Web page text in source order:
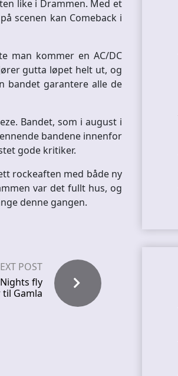
like i Drammen. Med et
scenen kan Comeback i
man kommer en AC/DC
gutta løpet helt ut, og
bandet garantere alle de
Bandet, som i august i
bandene innenfor
gode kritiker.
rockeaften med både ny
var det fullt hus, og
denne gangen.
POST
fly
Gamla